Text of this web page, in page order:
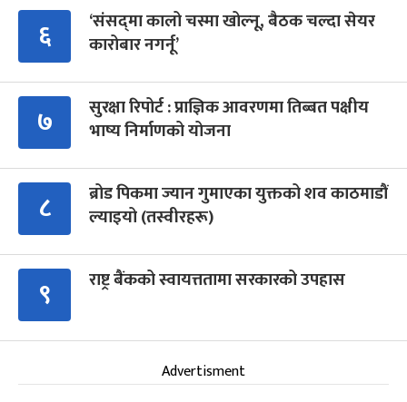
६
‘संसद्‍मा कालो चस्मा खोल्नू, बैठक चल्दा सेयर
कारोबार नगर्नू’
७
सुरक्षा रिपोर्ट : प्राज्ञिक आवरणमा तिब्बत पक्षीय
भाष्य निर्माणको योजना
८
ब्रोड पिकमा ज्यान गुमाएका युक्तको शव काठमाडौं
ल्याइयो (तस्वीरहरू)
९ राष्ट्र बैंकको स्वायत्ततामा सरकारको उपहास
Advertisment